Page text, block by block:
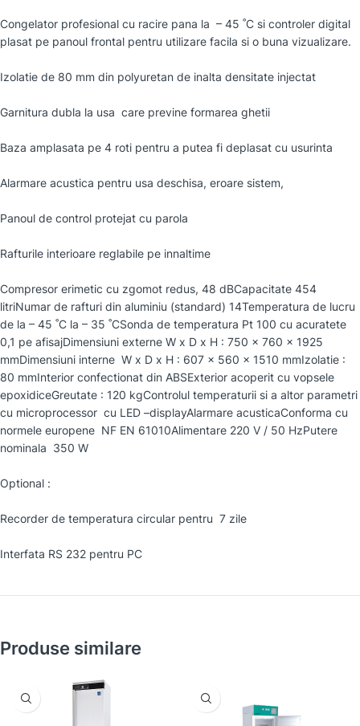
Congelator profesional cu racire pana la – 45 ˚C si controler digital
plasat pe panoul frontal pentru utilizare facila si o buna vizualizare.
Izolatie de 80 mm din polyuretan de inalta densitate injectat
Garnitura dubla la usa care previne formarea ghetii
Baza amplasata pe 4 roti pentru a putea fi deplasat cu usurinta
Alarmare acustica pentru usa deschisa, eroare sistem,
Panoul de control protejat cu parola
Rafturile interioare reglabile pe innaltime
Compresor erimetic cu zgomot redus, 48 dBCapacitate 454
litriNumar de rafturi din aluminiu (standard) 14Temperatura de lucru
de la – 45 ˚C la – 35 ˚CSonda de temperatura Pt 100 cu acuratete
0,1 pe afisajDimensiuni externe W x D x H : 750 x 760 x 1925
mmDimensiuni interne W x D x H : 607 x 560 x 1510 mmIzolatie :
80 mmInterior confectionat din ABSExterior acoperit cu vopsele
epoxidiceGreutate : 120 kgControlul temperaturii si a altor parametri
cu microprocessor cu LED –displayAlarmare acusticaConforma cu
normele europene NF EN 61010Alimentare 220 V / 50 HzPutere
nominala 350 W
Optional :
Recorder de temperatura circular pentru 7 zile
Interfata RS 232 pentru PC
Produse similare